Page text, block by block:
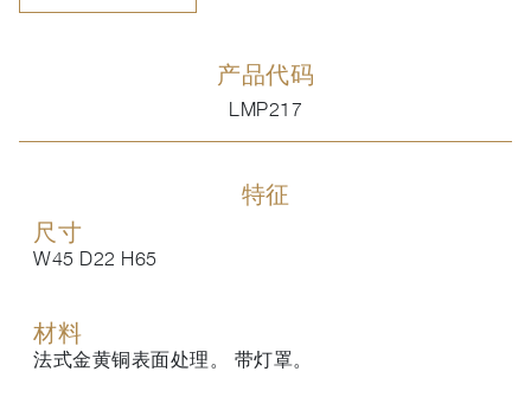
产品代码
LMP217
特征
尺寸
W45 D22 H65
材料
法式金黄铜表面处理。 带灯罩。